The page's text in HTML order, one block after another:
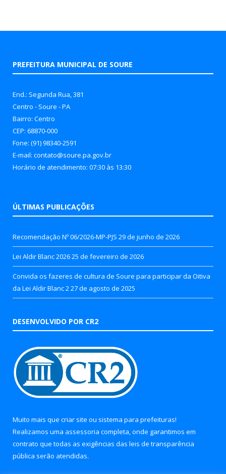
PREFEITURA MUNICIPAL DE SOURE
End.: Segunda Rua, 381
Centro - Soure - PA
Bairro: Centro
CEP: 68870-000
Fone: (91) 98340-2591
E-mail: contato@soure.pa.gov.br
Horário de atendimento: 07:30 às 13:30
ÚLTIMAS PUBLICAÇÕES
Recomendação Nº 06/2026-MP-PJS 29 de junho de 2026
Lei Aldir Blanc 202625 de fevereiro de 2026
Convida os fazeres de cultura de Soure para participar da Oitiva
da Lei Aldir Blanc 2 27 de agosto de 2025
DESENVOLVIDO POR CR2
Muito mais que criar site ou sistema para prefeituras!
Realizamos uma assessoria completa, onde garantimos em
contrato que todas as exigências das leis de transparência
pública serão atendidas.